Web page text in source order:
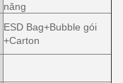
năng
ESD Bag+Bubble gói
+Carton